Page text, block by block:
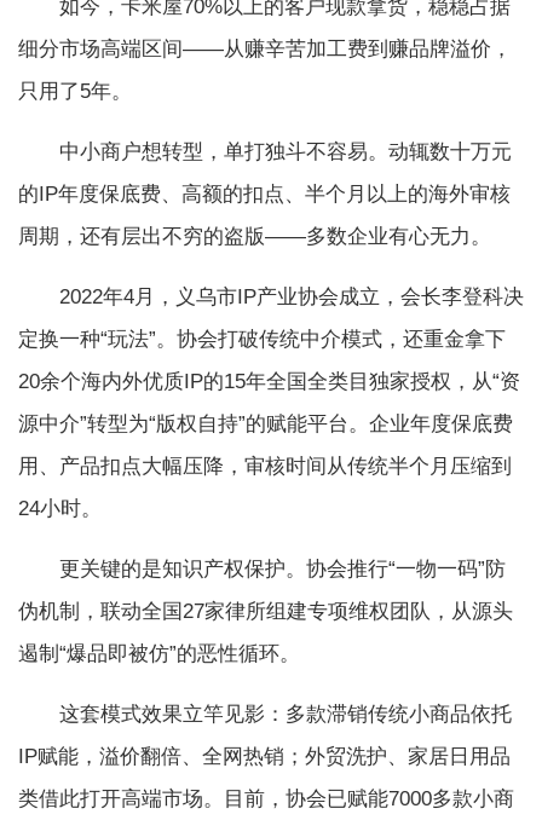
如今，卡米屋70%以上的客户现款拿货，稳稳占据
细分市场高端区间——从赚辛苦加工费到赚品牌溢价，
只用了5年。
中小商户想转型，单打独斗不容易。动辄数十万元
的IP年度保底费、高额的扣点、半个月以上的海外审核
周期，还有层出不穷的盗版——多数企业有心无力。
2022年4月，义乌市IP产业协会成立，会长李登科决
定换一种“玩法”。协会打破传统中介模式，还重金拿下
20余个海内外优质IP的15年全国全类目独家授权，从“资
源中介”转型为“版权自持”的赋能平台。企业年度保底费
用、产品扣点大幅压降，审核时间从传统半个月压缩到
24小时。
更关键的是知识产权保护。协会推行“一物一码”防
伪机制，联动全国27家律所组建专项维权团队，从源头
遏制“爆品即被仿”的恶性循环。
这套模式效果立竿见影：多款滞销传统小商品依托
IP赋能，溢价翻倍、全网热销；外贸洗护、家居日用品
类借此打开高端市场。目前，协会已赋能7000多款小商